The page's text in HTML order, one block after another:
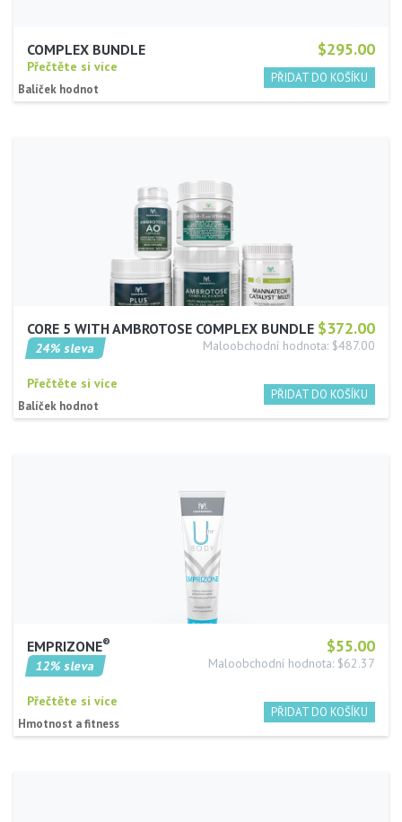
$295.00
COMPLEX BUNDLE
Přečtěte si více
Balíček hodnot
$372.00
CORE 5 WITH AMBROTOSE COMPLEX BUNDLE
Maloobchodní hodnota: $487.00
24% sleva
Přečtěte si více
Balíček hodnot
$55.00
EMPRIZONE®
Maloobchodní hodnota: $62.37
12% sleva
Přečtěte si více
Hmotnost a fitness